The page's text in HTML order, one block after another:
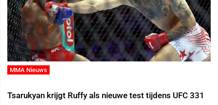
MMA Nieuws
Tsarukyan krijgt Ruffy als nieuwe test tijdens UFC 331